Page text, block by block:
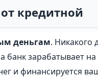
кредитной
деньгам. Никакого
зарабатывает
и финансируется